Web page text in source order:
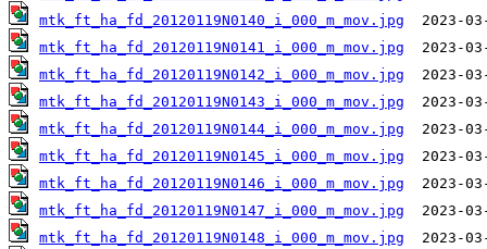
mtk_ft_ha_fd_20120119N0140_i_000_m_mov.jpg
mtk_ft_ha_fd_20120119N0141_i_000_m_mov.jpg
mtk_ft_ha_fd_20120119N0142_i_000_m_mov.jpg
mtk_ft_ha_fd_20120119N0143_i_000_m_mov.jpg
mtk_ft_ha_fd_20120119N0144_i_000_m_mov.jpg
mtk_ft_ha_fd_20120119N0145_i_000_m_mov.jpg
mtk_ft_ha_fd_20120119N0146_i_000_m_mov.jpg
mtk_ft_ha_fd_20120119N0147_i_000_m_mov.jpg
mtk_ft_ha_fd_20120119N0148_i_000_m_mov.jpg